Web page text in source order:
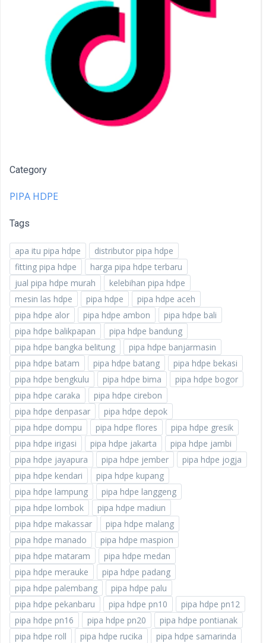
Category
PIPA HDPE
Tags
apa itu pipa hdpe
distributor pipa hdpe
fitting pipa hdpe
harga pipa hdpe terbaru
jual pipa hdpe murah
kelebihan pipa hdpe
mesin las hdpe
pipa hdpe
pipa hdpe aceh
pipa hdpe alor
pipa hdpe ambon
pipa hdpe bali
pipa hdpe balikpapan
pipa hdpe bandung
pipa hdpe bangka belitung
pipa hdpe banjarmasin
pipa hdpe batam
pipa hdpe batang
pipa hdpe bekasi
pipa hdpe bengkulu
pipa hdpe bima
pipa hdpe bogor
pipa hdpe caraka
pipa hdpe cirebon
pipa hdpe denpasar
pipa hdpe depok
pipa hdpe dompu
pipa hdpe flores
pipa hdpe gresik
pipa hdpe irigasi
pipa hdpe jakarta
pipa hdpe jambi
pipa hdpe jayapura
pipa hdpe jember
pipa hdpe jogja
pipa hdpe kendari
pipa hdpe kupang
pipa hdpe lampung
pipa hdpe langgeng
pipa hdpe lombok
pipa hdpe madiun
pipa hdpe makassar
pipa hdpe malang
pipa hdpe manado
pipa hdpe maspion
pipa hdpe mataram
pipa hdpe medan
pipa hdpe merauke
pipa hdpe padang
pipa hdpe palembang
pipa hdpe palu
pipa hdpe pekanbaru
pipa hdpe pn10
pipa hdpe pn12
pipa hdpe pn16
pipa hdpe pn20
pipa hdpe pontianak
pipa hdpe roll
pipa hdpe rucika
pipa hdpe samarinda